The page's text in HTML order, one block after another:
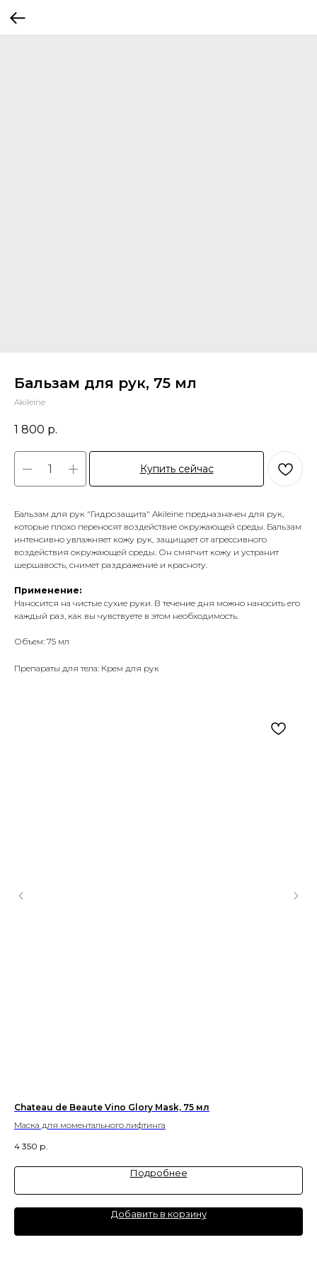
Бальзам для рук, 75 мл
Akileine
1 800 р.
Купить сейчас
Бальзам для рук "Гидрозащита" Akileine предназначен для рук,
которые плохо переносят воздействие окружающей среды. Бальзам
интенсивно увлажняет кожу рук, защищает от агрессивного
воздействия окружающей среды. Он смягчит кожу и устранит
шершавость, снимет раздражение и красноту.
Применение:
Наносится на чистые сухие руки. В течение дня можно наносить его
каждый раз, как вы чувствуете в этом необходимость.
Объем: 75 мл
Препараты для тела: Крем для рук
Chateau de Beaute Vino Glory Mask, 75 мл
Маска для моментального лифтинга
4 350 р.
Подробнее
Добавить в корзину